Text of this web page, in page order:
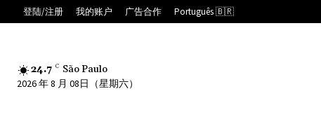
登陆/注册 我的账户 广告合作 Português 🇧🇷
24.7 C São Paulo
2026 年 8 月 08日（星期六）